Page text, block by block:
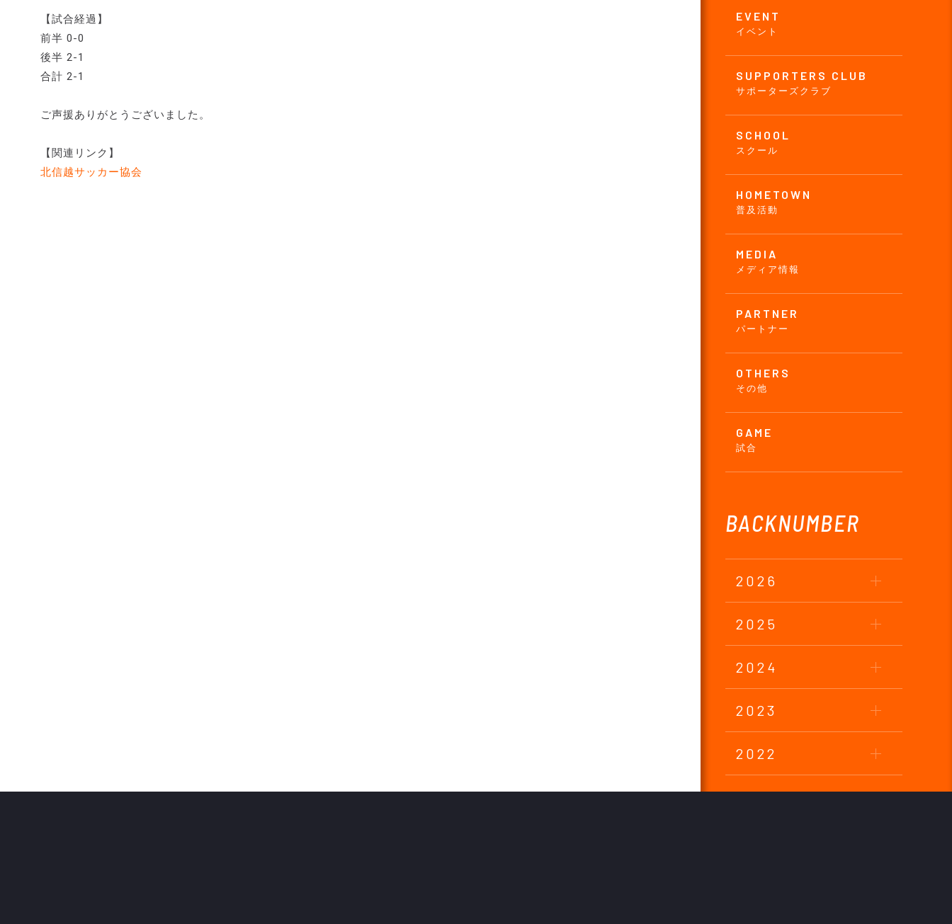
EVENT
イベント
SUPPORTERS CLUB
サポーターズクラブ
SCHOOL
スクール
HOMETOWN
普及活動
MEDIA
メディア情報
PARTNER
パートナー
OTHERS
その他
GAME
試合
BACKNUMBER
2026
2025
2024
2023
2022
2021
【試合経過】
前半 0-0
後半 2-1
合計 2-1
ご声援ありがとうございました。
【関連リンク】
北信越サッカー協会